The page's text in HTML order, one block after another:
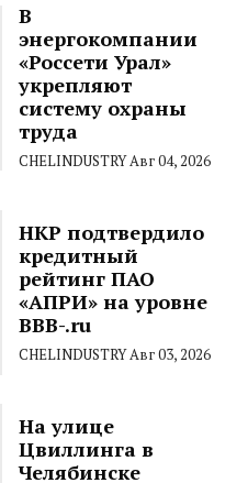
В
энергокомпании
«Россети Урал»
укрепляют
систему охраны
труда
CHELINDUSTRYАвг 04, 2026
НКР подтвердило
кредитный
рейтинг ПАО
«АПРИ» на уровне
BBB-.ru
CHELINDUSTRYАвг 03, 2026
На улице
Цвиллинга в
Челябинске